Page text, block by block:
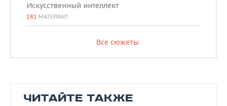
Искусственный интеллект
181 МАТЕРИАЛ
Все сюжеты
ЧИТАЙТЕ ТАКЖЕ